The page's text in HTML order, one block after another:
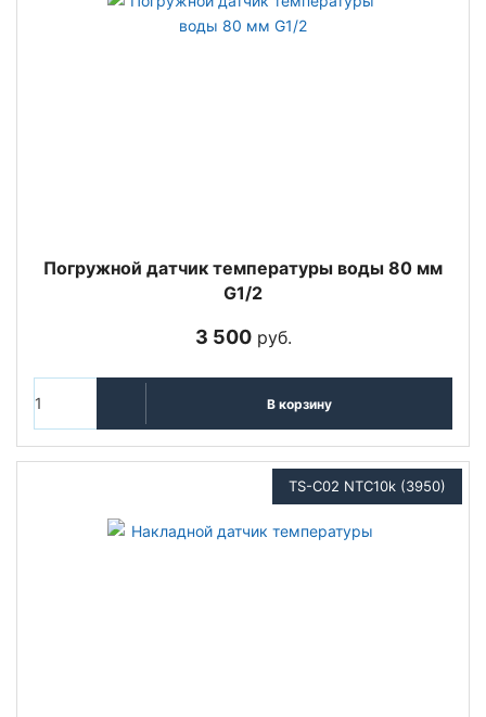
Погружной датчик температуры воды 80 мм
G1/2
3 500руб.
В корзину
TS-C02 NTC10k (3950)